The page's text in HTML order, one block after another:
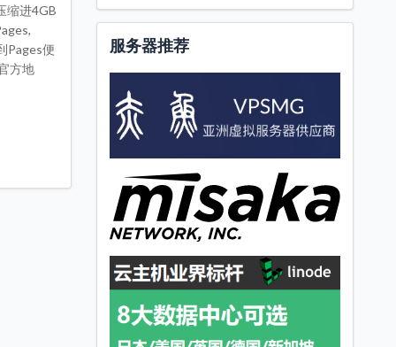
缩进4GB
Pages便
方地
服务器推荐